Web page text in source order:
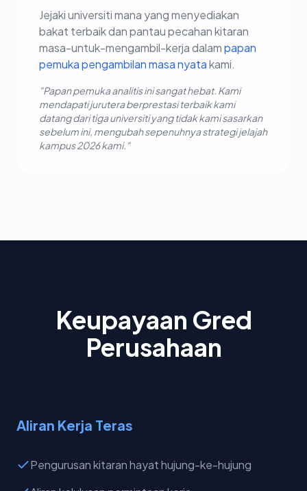
Jejaki universiti mana yang menyediakan
bakat terbaik dan pantau pecahan kitaran
masa-untuk-mengambil-kerja dalampapan
pemuka pengambilan masa nyatakami.
"Papan pemuka analitis ini sangat hebat. Kami
mendapati jurutera berprestasi terbaik kami
datang dari tiga universiti yang tidak kami sasarkan
sebelum ini, mengubah sepenuhnya strategi jelajah
kampus 2026 kami."
Keupayaan Gred
Perusahaan
Aliran Kerja Teras
Pengurusan kitaran hayat hujung-ke-hujung